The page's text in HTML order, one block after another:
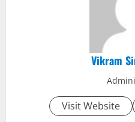
Vikram
Visit Website